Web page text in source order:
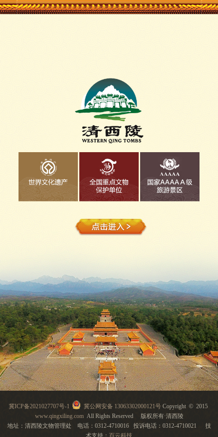
冀ICP备2021027707号-1 冀公网安备 13063302000121号 Copyright © 2015
www.qingxiling.comAll Rights Reserved 版权所有·清西陵
地址：清西陵文物管理处 电话：0312-4710016 投诉电话：0312-4710021 技
术支持： 百云科技